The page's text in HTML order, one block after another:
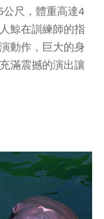
公尺，體重高達4
鯨在訓練師的指
動作，巨大的身
滿震撼的演出讓